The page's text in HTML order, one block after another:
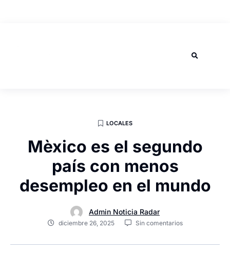
LOCALES
Mèxico es el segundo
país con menos
desempleo en el mundo
Admin Noticia Radar
diciembre 26, 2025 Sin comentarios